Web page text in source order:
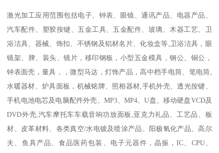
激光加工应用范围包括电子、钟表、眼镜、通讯产品、电器产品、
汽车配件、塑胶按键、五金工具、五金配件、玻璃、木器工艺、卫
浴洁具、器械、饰扣、不锈钢及铝材名片、化妆盒等,卫浴洁具，眼
镜架、脾、装头、镜片，移印钢板，小型五金模具，钢公、铜公，
钟表面壳，量具，，微型马达，灯饰产品，高中档手电筒、笔电筒,
水暖器材、炉具面板，机械铭牌、照相器材,手机外壳、透光按键、
手机电池电芯及电脑配件外壳、MP3、MP4、U盘、移动硬盘VCD及
DVD外壳,汽车摩托车车载音响功放面板,亚克力礼品、工艺品、板
材、皮革材料、各类真空/水电镀及喷涂产品、阳极氧化产品、高尔
夫、鱼具产品、食品医药包装、电子元器件，晶振，IC、CPU、